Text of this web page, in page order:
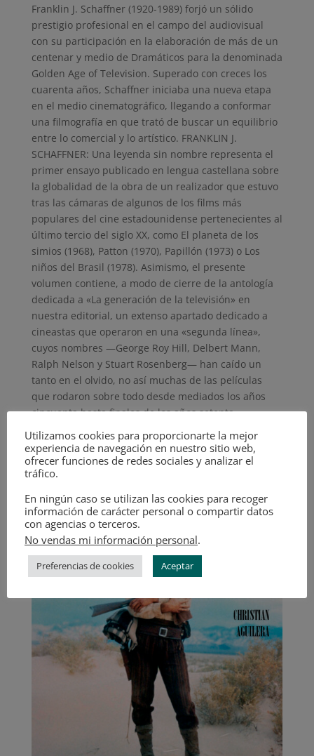
Franklin J. Schaffner (1920-1989) forjó un sólido
prestigio profesional en el campo del audiovisual
con su participación en la elaboración de más de un
centenar y medio de Dramáticos para la denominada
Golden Age of Television. Superado con creces los
cuarenta años, Schaffner iniciaba una nueva etapa
en el medio cinematográfico, llegando a conformar
una filmografía en que trató de buscar un equilibrio
entre lo comercial y lo artístico. FRANKLIN J.
SCHAFFNER: Una leyenda sin nombre representa el
primer ensayo publicado en lengua castellana sobre
la globalidad de la obra de un realizador que estuvo
tras las cámaras de algunos de los films más
populares del cine estadounidense pertenecientes al
último tercio del siglo XX, como El planeta de los
simios (1968), Patton (1970), Papillón (1973) o Los
niños del Brasil (1978). Asimismo, el presente
volumen contiene, a modo de cierre de la antología
dedicada a «La generación de la televisión» en
nuestra editorial, un extenso apartado dedicado a
cineastas que operaron en una «segunda línea»,
cuyos nombres —George Roy Hill, Delbert Mann,
Ralph Nelson y Stuart Rosenberg— han caído un
tanto en el olvido, no así muchas de las películas
que rodaron sobre todo desde mediados los años
cincuenta hasta finales de los años setenta.
Utilizamos cookies para proporcionarte la mejor
experiencia de navegación en nuestro sitio web,
ofrecer funciones de redes sociales y analizar el
tráfico.
En ningún caso se utilizan las cookies para recoger
información de carácter personal o compartir datos
con agencias o terceros.
No vendas mi información personal.
Preferencias de cookies Aceptar